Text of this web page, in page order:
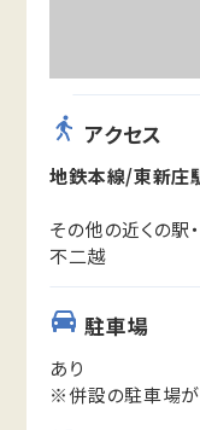
アクセス
地鉄本線/東新庄
その他の近くの駅
不二越
駐車場
あり
※併設の駐車場が